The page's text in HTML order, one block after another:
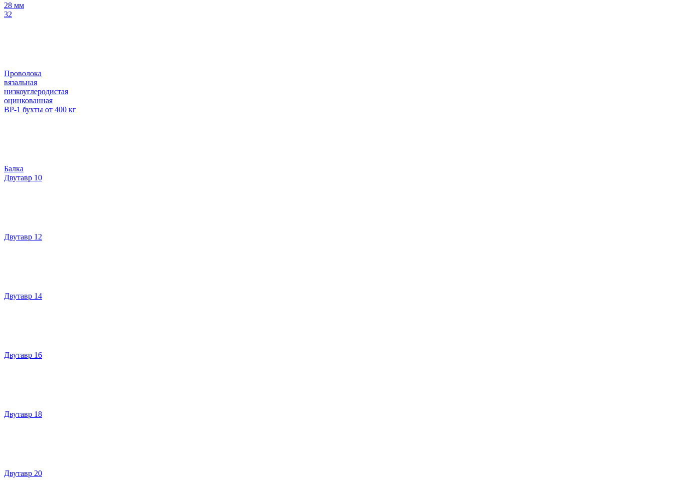
28 мм
32
Проволока
вязальная
низкоуглеродистая
оцинкованная
ВР-1 бухты от 400 кг
Балка
Двутавр 10
Двутавр 12
Двутавр 14
Двутавр 16
Двутавр 18
Двутавр 20